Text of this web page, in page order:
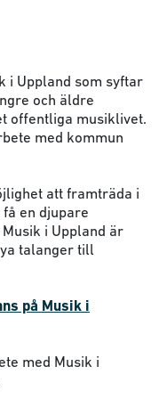
i Uppland som syftar
och äldre
offentliga musiklivet.
med kommun
att framträda i
en djupare
i Uppland är
talanger till
på Musik i
med Musik i